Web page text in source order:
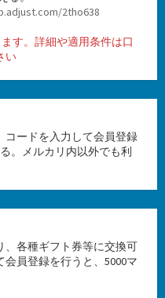
2tho638
す。詳細や適用条件は口
い
コードを入力して会員登録
。メルカリ内以外でも利
、各種ギフト券等に交換可
員登録を行うと、5000マ